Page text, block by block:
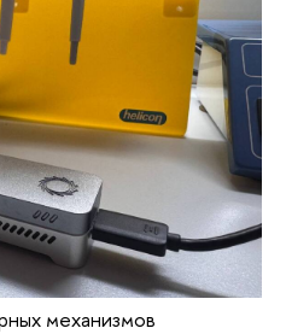
механизмов